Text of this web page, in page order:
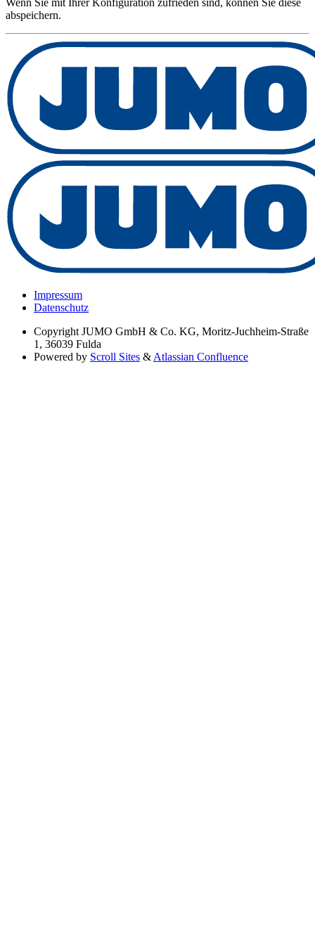
Wenn Sie mit Ihrer Konfiguration zufrieden sind, können Sie diese
abspeichern.
Impressum
Datenschutz
Copyright JUMO GmbH & Co. KG, Moritz-Juchheim-Straße
1, 36039 Fulda
Powered by Scroll Sites &Atlassian Confluence